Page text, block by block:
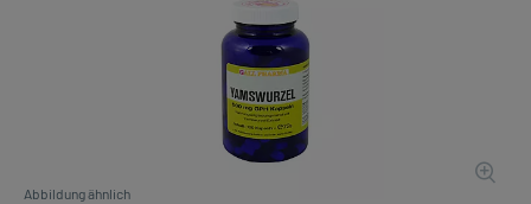
Abbildung ähnlich